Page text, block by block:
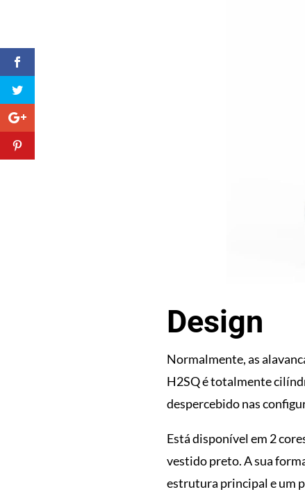
Design
Normalmente, as
H2SQ é totalmente
despercebido nas
Está disponível em 2
vestido preto. A sua
estrutura principal e um